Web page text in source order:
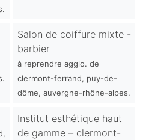
Salon de coiffure mixte -
barbier
à reprendre agglo. de
clermont-ferrand, puy-de-
dôme, auvergne-rhône-alpes.
Institut esthétique haut
de gamme – clermont-